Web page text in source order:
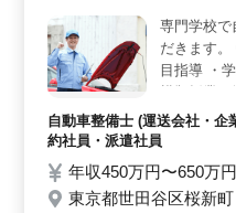
っていただきます。整備
業務を担当し、経験を活
専門学校で
だきます
目指導 ・
模擬授業や
運営 ・カ
車業界の未
迎えします
ってきた技
自動車整備士 (運送会社・企
約社員・派遣社員
年収450万円〜650万
東京都世田谷区桜新